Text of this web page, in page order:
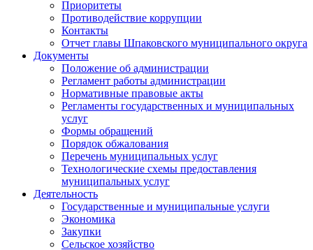
Приоритеты
Противодействие коррупции
Контакты
Отчет главы Шпаковского муниципального округа
Документы
Положение об администрации
Регламент работы администрации
Нормативные правовые акты
Регламенты государственных и муниципальных
услуг
Формы обращений
Порядок обжалования
Перечень муниципальных услуг
Технологические схемы предоставления
муниципальных услуг
Деятельность
Государственные и муниципальные услуги
Экономика
Закупки
Сельское хозяйство